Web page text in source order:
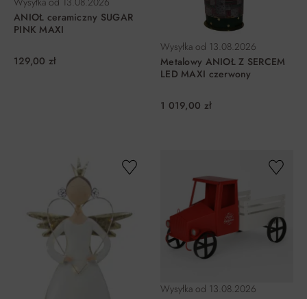
ANIOŁ ceramiczny SUGAR
PINK MAXI
129,00 zł
Wysyłka od 13.08.2026
Metalowy ANIOŁ Z SERCEM
LED MAXI czerwony
1 019,00 zł
Wysyłka od 13.08.2026